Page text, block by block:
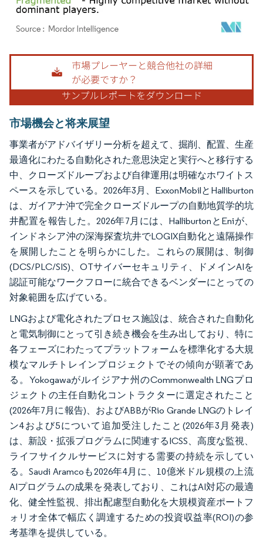
画像 © Mordor Intelligence。再利用にはCC BY 4.0の表示が必要です。
市場機会と将来展望
事業者がアドバイザリー分析を超えて、掘削、配置、生産
最適化にわたる自動化された意思決定と実行へと移行する
中、クローズドループおよび自律運用は明確なホワイトス
ペースを示している。2026年3月、ExxonMobilとHalliburton
は、ガイアナ沖で完全クローズドループの自動地質学的坑
井配置を報告した。2026年7月には、HalliburtonとEniが、
インドネシア沖の深海探査坑井でLOGIX自動化と遠隔操作
を展開したことを明らかにした。これらの展開は、制御
(DCS/PLC/SIS)、OTサイバーセキュリティ、ドメインAIを
認証可能なワークフローに統合できるベンダーにとっての
対象範囲を広げている。
LNGおよび電化されたプロセス施設は、統合された自動化
と電気制御にとって引き続き機会を生み出しており、特に
各フェーズにわたってプラットフォームを標準化する大規
模なマルチトレインプロジェクトでその傾向が顕著であ
る。Yokogawaがルイジアナ州のCommonwealth LNGプロ
ジェクトの主任自動化コントラクターに選定されたこと
(2026年7月に報告)、およびABBがRio Grande LNGのトレイ
ン4および5について追加受注したこと(2026年3月発表)
は、新設・拡張プログラムに関連するICSS、高度な監視、
ライフサイクルサービスに対する需要の持続を示してい
る。Saudi Aramcoも2026年4月に、10億米ドル規模の上流
AIプログラムの成果を発表しており、これはAI対応の最適
化、健全性監視、排出配慮型自動化を大規模資産ポートフ
ォリオ全体で幅広く調達するための投資収益率(ROI)の参
考基準を提供している。